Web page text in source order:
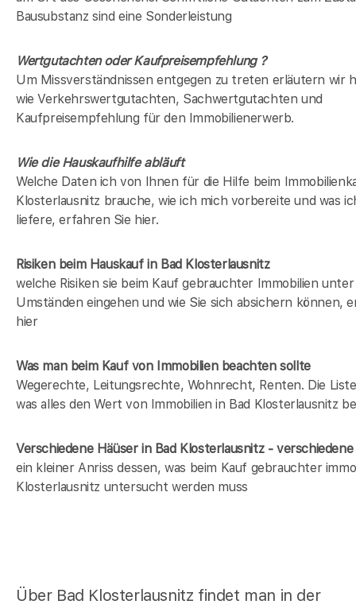
Bausubstanz sind eine Sonderleistung
Wertgutachten oder Kaufpreisempfehlung ?
Um Missverständnissen entgegen zu treten erläutern wir
wie Verkehrswertgutachten, Sachwertgutachten und
Kaufpreisempfehlung für den Immobilienerwerb.
Wie die Hauskaufhilfe abläuft
Welche Daten ich von Ihnen für die Hilfe beim
Klosterlausnitz brauche, wie ich mich vorbereite und was
liefere, erfahren Sie hier.
Risiken beim Hauskaufin Bad Klosterlausnitz
welche Risiken sie beim Kauf gebrauchter Immobilien unter
Umständen eingehen und wie Sie sich absichern können,
hier
Was man beim Kauf von Immobilien beachten sollte
Wegerechte, Leitungsrechte, Wohnrecht, Renten. Die
was alles den Wert von Immobilien in Bad Klosterlausnitz
Verschiedene Häüser in Bad Klosterlausnitz -
ein kleiner Anriss dessen, was beim Kauf gebrauchter
Klosterlausnitz untersucht werden muss
Über Bad Klosterlausnitz findet man in der